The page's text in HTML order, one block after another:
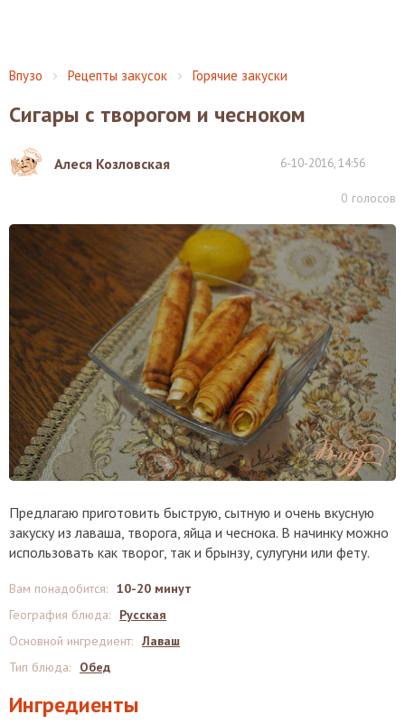
Впузо Рецепты закусок Горячие закуски
Сигары с творогом и чесноком
Алеся Козловская 6-10-2016, 14:56
0 голосов
Предлагаю приготовить быструю, сытную и очень вкусную
закуску из лаваша, творога, яйца и чеснока. В начинку можно
использовать как творог, так и брынзу, сулугуни или фету.
Ингредиенты
Вам понадобится: 10-20 минут
География блюда:
Русская
Основной ингредиент: Лаваш
Тип блюда: Обед